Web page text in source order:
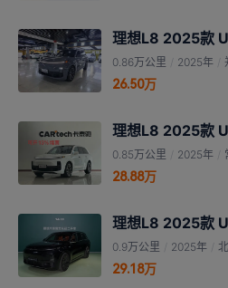
理想L8 2025款
0.86万公里 2025年
26.50万
理想L8 2025款
0.85万公里 2025年
28.88万
理想L8 2025款
0.9万公里 2025年
29.18万